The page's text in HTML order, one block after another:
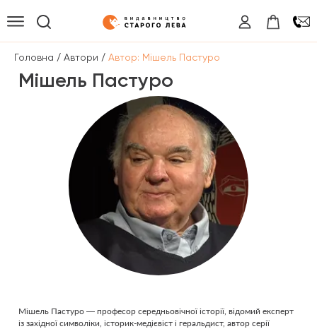
Головна / Автори / Автор: Мішель Пастуро
Мішель Пастуро
Мішель Пастуро — професор середньовічної історії, відомий експерт
із західної символіки, історик-медієвіст і геральдист, автор серії